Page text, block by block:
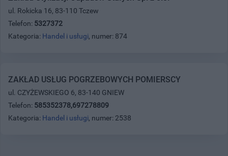
ul. Rokicka 16, 83-110 Tczew
Telefon: 5327372
Kategoria: Handel i usługi, numer: 874
ZAKŁAD USŁUG POGRZEBOWYCH POMIERSCY
ul. CZYŻEWSKIEGO 6, 83-140 GNIEW
Telefon: 585352378,697278809
Kategoria: Handel i usługi, numer: 2538